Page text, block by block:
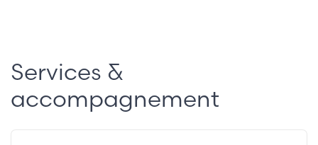
Services &
accompagnement